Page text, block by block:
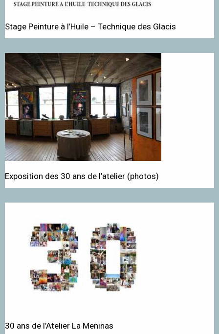
Stage Peinture à l’Huile – Technique des Glacis
Exposition des 30 ans de l’atelier (photos)
30 ans de l’Atelier La Meninas